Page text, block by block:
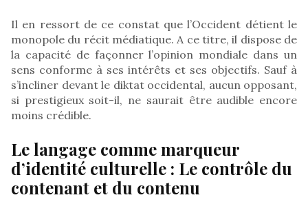
Il en ressort de ce constat que l’Occident détient le
monopole du récit médiatique. A ce titre, il dispose de
la capacité de façonner l’opinion mondiale dans un
sens conforme à ses intérêts et ses objectifs. Sauf à
s’incliner devant le diktat occidental, aucun opposant,
si prestigieux soit-il, ne saurait être audible encore
moins crédible.
Le langage comme marqueur
d’identité culturelle : Le contrôle du
contenant et du contenu